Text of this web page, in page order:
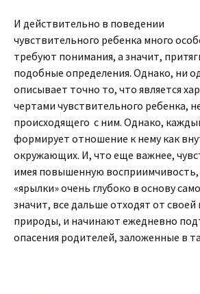
И действительно в поведении
чувствительного ребенка много
требуют понимания, а значит,
подобные определения. Однако, ни
описывает точно то, что является
чертами чувствительного ребенка,
происходящего с ним. Однако,
формирует отношение к нему как
окружающих. И, что еще важнее,
имея повышенную
«ярылки» очень глубоко в основу
значит, все дальше отходят от своей
природы, и начинают ежедневно
опасения родителей, заложенные в